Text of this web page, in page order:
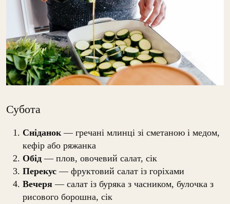
Субота
Сніданок— гречані млинці зі сметаною і медом,
кефір або ряжанка
Обід — плов, овочевий салат, сік
Перекус — фруктовий салат із горіхами
Вечеря — салат із буряка з часником, булочка з
рисового борошна, сік